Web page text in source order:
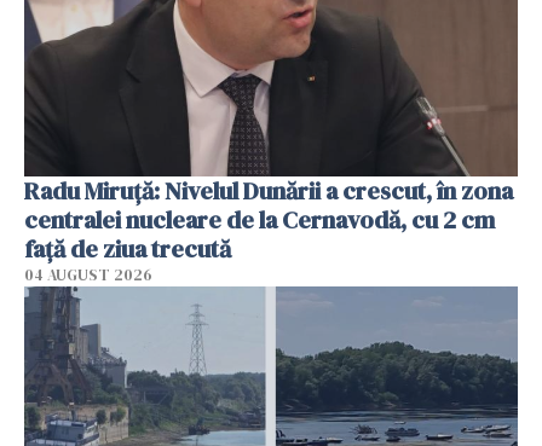
Radu Miruţă: Nivelul Dunării a crescut, în zona
centralei nucleare de la Cernavodă, cu 2 cm
faţă de ziua trecută
04 AUGUST 2026